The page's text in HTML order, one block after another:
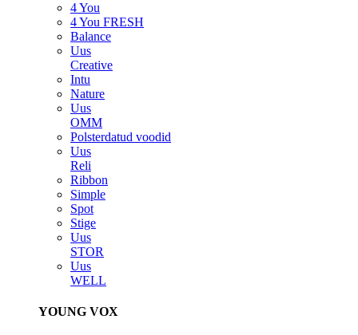
4 You
4 You FRESH
Balance
Uus
Creative
Intu
Nature
Uus
OMM
Polsterdatud voodid
Uus
Reli
Ribbon
Simple
Spot
Stige
Uus
STOR
Uus
WELL
YOUNG VOX